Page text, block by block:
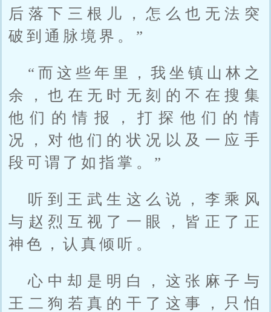
后落下三根儿，怎么也无法突
破到通脉境界。”
“而这些年里，我坐镇山林之
余，也在无时无刻的不在搜集
他们的情报，打探他们的情
况，对他们的状况以及一应手
段可谓了如指掌。”
听到王武生这么说，李乘风
与赵烈互视了一眼，皆正了正
神色，认真倾听。
心中却是明白，这张麻子与
王二狗若真的干了这事，只怕